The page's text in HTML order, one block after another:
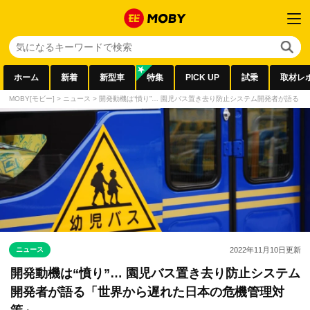
ホーム 新着 新型車 特集 PICK UP 試乗 取材レ
MOBY[モビー] > ニュース > 開発動機は“憤り”… 園児バス置き去り防止システム開発者が語る「
ニュース 2022年11月10日更新
開発動機は“憤り”… 園児バス置き去り防止システム
開発者が語る「世界から遅れた日本の危機管理対